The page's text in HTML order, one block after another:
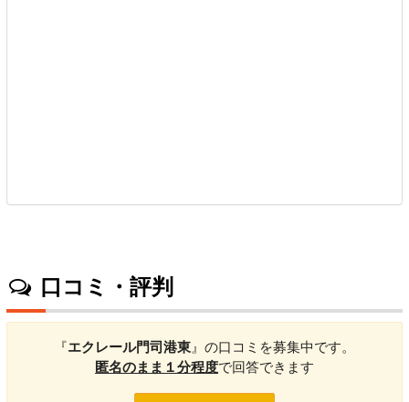
口コミ・評判
『エクレール門司港東』の口コミを募集中です。
匿名のまま１分程度で回答できます